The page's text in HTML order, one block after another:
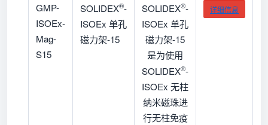
GMP-
ISOEx-
Mag-
S15
SOLIDEX®-
ISOEx 单孔
磁力架-15
SOLIDEX®-
ISOEx 单孔
磁力架-15
是为使用
SOLIDEX®-
ISOEx 无柱
纳米磁珠进
行无柱免疫
详细信息